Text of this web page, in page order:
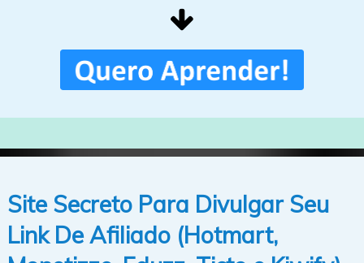
Site Secreto Para Divulgar Seu
Link De Afiliado (Hotmart,